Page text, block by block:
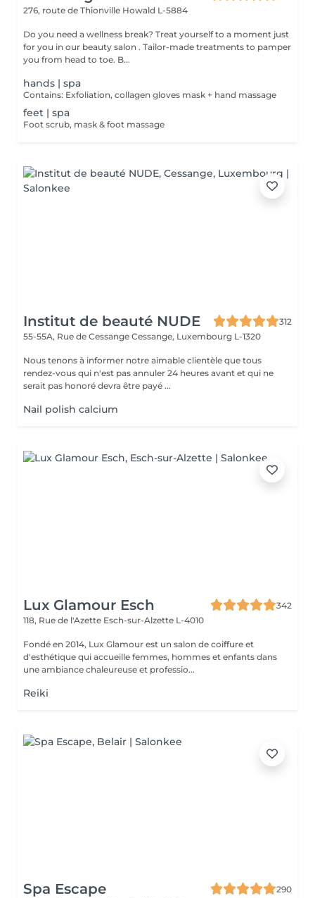
276, route de Thionville Howald L-5884
Do you need a wellness break? Treat yourself to a moment just
for you in our beauty salon . Tailor-made treatments to pamper
you from head to toe. B...
hands | spa
Contains: Exfoliation, collagen gloves mask + hand massage
feet | spa
Foot scrub, mask & foot massage
Institut de beauté NUDE
312
55-55A, Rue de Cessange Cessange, Luxembourg L-1320
Nous tenons à informer notre aimable clientèle que tous
rendez-vous qui n'est pas annuler 24 heures avant et qui ne
serait pas honoré devra être payé ...
Nail polish calcium
Lux Glamour Esch
342
118, Rue de l'Azette Esch-sur-Alzette L-4010
Fondé en 2014, Lux Glamour est un salon de coiffure et
d'esthétique qui accueille femmes, hommes et enfants dans
une ambiance chaleureuse et professio...
Reiki
Spa Escape
290